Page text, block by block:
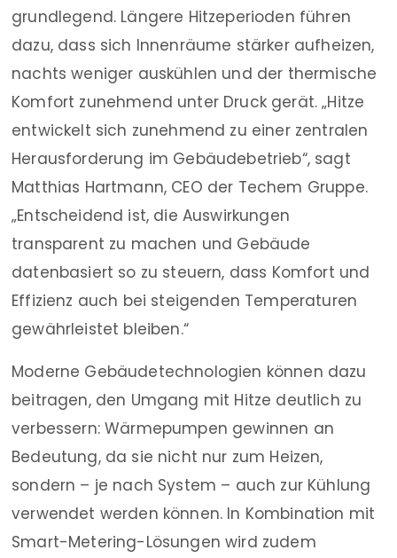
grundlegend. Längere Hitzeperioden führen
dazu, dass sich Innenräume stärker aufheizen,
nachts weniger auskühlen und der thermische
Komfort zunehmend unter Druck gerät. „Hitze
entwickelt sich zunehmend zu einer zentralen
Herausforderung im Gebäudebetrieb“, sagt
Matthias Hartmann, CEO der Techem Gruppe.
„Entscheidend ist, die Auswirkungen
transparent zu machen und Gebäude
datenbasiert so zu steuern, dass Komfort und
Effizienz auch bei steigenden Temperaturen
gewährleistet bleiben.“
Moderne Gebäudetechnologien können dazu
beitragen, den Umgang mit Hitze deutlich zu
verbessern: Wärmepumpen gewinnen an
Bedeutung, da sie nicht nur zum Heizen,
sondern – je nach System – auch zur Kühlung
verwendet werden können. In Kombination mit
Smart-Metering-Lösungen wird zudem